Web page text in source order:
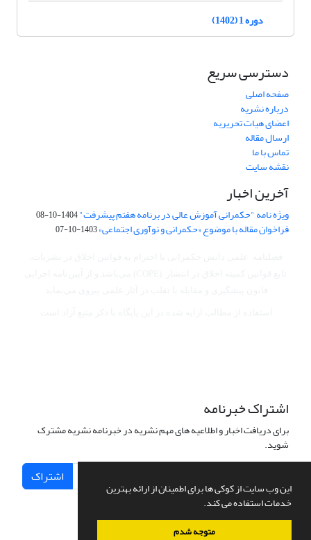
این وب سایت از کوکی ها برای اطمینان از ارائه بهترین
خدمات استفاده می کند.
متوجه شدم
دوره 1 (1402)
دسترسی سریع
صفحه اصلی
درباره نشریه
اعضای هیات تحریریه
ارسال مقاله
تماس با ما
نقشه سایت
آخرین اخبار
ویژه نامه "حکمرانی آموزش عالی در برنامه هفتم پیشرفت"1404-10-08
فراخوان مقاله با موضوع «حکمرانی و نوآوری اجتماعی»1403-10-07
اشتراک خبرنامه
برای دریافت اخبار و اطلاعیه های مهم نشریه در خبرنامه نشریه مشترک
شوید.
اشتراک